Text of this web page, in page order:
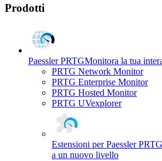
Prodotti
Paessler PRTGMonitora la tua
PRTG Network Monitor
PRTG Enterprise Monitor
PRTG Hosted Monitor
PRTG UVexplorer
Estensioni per Paessler PRTG
a un nuovo livello